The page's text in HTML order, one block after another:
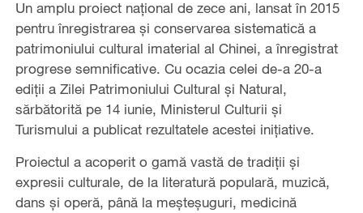
Un amplu proiect național de zece ani, lansat în 2015
pentru înregistrarea și conservarea sistematică a
patrimoniului cultural imaterial al Chinei, a înregistrat
progrese semnificative. Cu ocazia celei de-a 20-a
ediții a Zilei Patrimoniului Cultural și Natural,
sărbătorită pe 14 iunie, Ministerul Culturii și
Turismului a publicat rezultatele acestei inițiative.
Proiectul a acoperit o gamă vastă de tradiții și
expresii culturale, de la literatură populară, muzică,
dans și operă, până la meșteșuguri, medicină